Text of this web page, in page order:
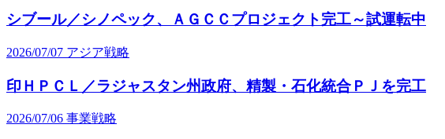
シブール／シノペック、ＡＧＣＣプロジェクト完工～試運転中
2026/07/07 アジア戦略
印ＨＰＣＬ／ラジャスタン州政府、精製・石化統合ＰＪを完工
2026/07/06 事業戦略